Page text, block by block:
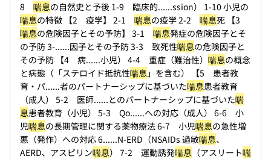
8 喘息の自然史と予後 1-9 臨床的......ssion） 1-10 小児の
喘息の特徴 【2 疫学】 2-1 喘息の疫学 2-2 喘息死 【3
喘息の危険因子とその予防】 3-1 喘息発症の危険因子とそ
の予防 3-......因子とその予防 3-3 致死性喘息の危険因子と
その予防 【4 病......小児） 4-4 重症（難治性） 喘息の概念
と病態（「ステロイド抵抗性喘息」を含む） 【5 患者教
育・パ......者のパートナーシップに基づいた喘息患者教育
（成人） 5-2 医師......とのパートナーシップに基づいた喘
息患者教育（小児） 5-3 Qo......への対応（成人） 6-6 小
児喘息の長期管理に関する薬物療法 6-7 小児喘息の急性増
悪（発作）への対応 6......N-ERD（NSAIDs 過敏喘息、
AERD、アスピリン喘息） 7-2 運動誘発喘息 （アスリート喘